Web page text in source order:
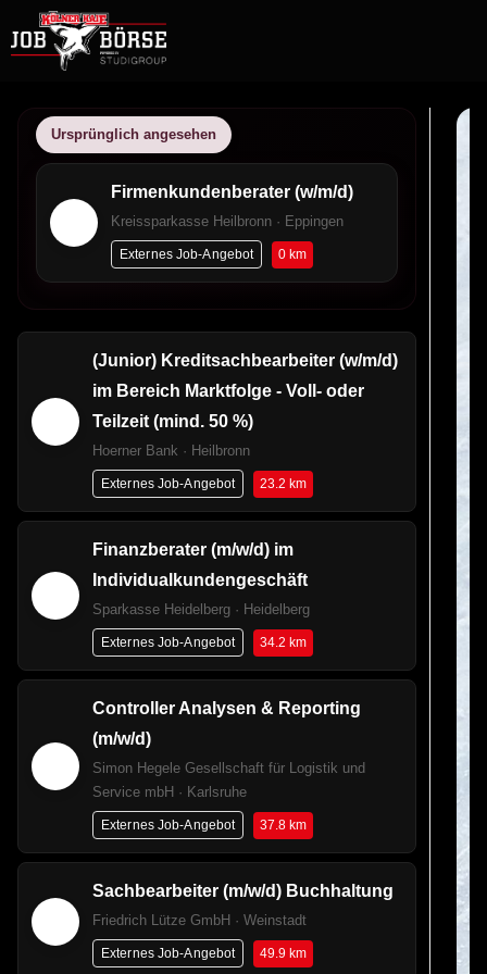
Ursprünglich angesehen
Firmenkundenberater (w/m/d)
Kreissparkasse Heilbronn · Eppingen
Externes Job-Angebot 0 km
(Junior) Kreditsachbearbeiter (w/m/d)
im Bereich Marktfolge - Voll- oder
Teilzeit (mind. 50 %)
Hoerner Bank · Heilbronn
Externes Job-Angebot 23.2 km
Finanzberater (m/w/d) im
Individualkundengeschäft
Sparkasse Heidelberg · Heidelberg
Externes Job-Angebot 34.2 km
Controller Analysen & Reporting
(m/w/d)
Simon Hegele Gesellschaft für Logistik und
Service mbH · Karlsruhe
Externes Job-Angebot 37.8 km
Sachbearbeiter (m/w/d) Buchhaltung
Friedrich Lütze GmbH · Weinstadt
Externes Job-Angebot 49.9 km